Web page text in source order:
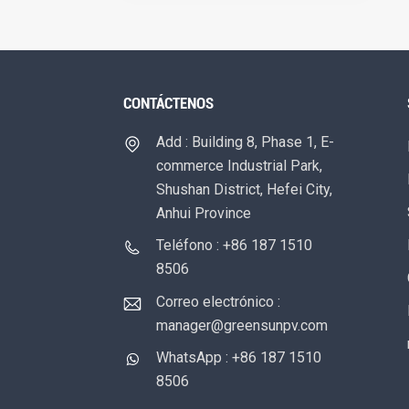
CONTÁCTENOS
Add : Building 8, Phase 1, E-
commerce Industrial Park,
Shushan District, Hefei City,
Anhui Province
Teléfono : +86 187 1510
8506
Correo electrónico :
manager@greensunpv.com
WhatsApp : +86 187 1510
8506